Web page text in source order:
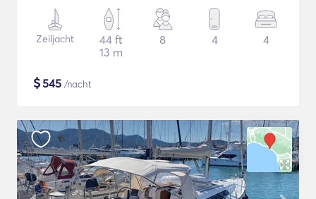
Zeiljacht
44 ft
13 m
8 4 4
$545 /nacht